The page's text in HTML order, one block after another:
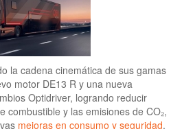
la cadena cinemática de sus gamas
motor DE13 R y una nueva
Optidriver, logrando reducir
combustible y las emisiones de CO₂,
mejoras en consumo y seguridad.